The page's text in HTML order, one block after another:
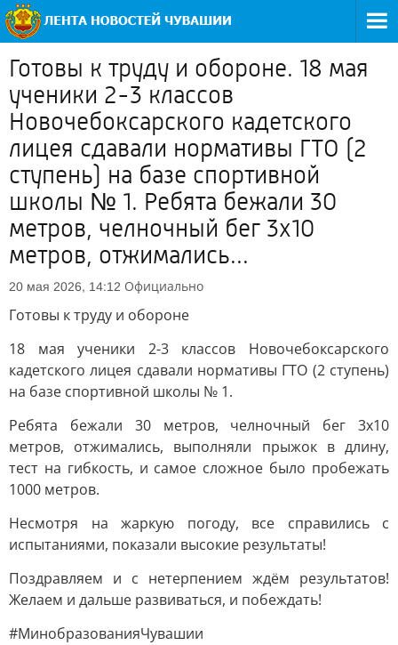
Готовы к труду и обороне. 18 мая
ученики 2-3 классов
Новочебоксарского кадетского
лицея сдавали нормативы ГТО (2
ступень) на базе спортивной
школы № 1. Ребята бежали 30
метров, челночный бег 3х10
метров, отжимались...
20 мая 2026, 14:12 Официально
Готовы к труду и обороне
18 мая ученики 2-3 классов Новочебоксарского
кадетского лицея сдавали нормативы ГТО (2 ступень)
на базе спортивной школы № 1.
Ребята бежали 30 метров, челночный бег 3х10
метров, отжимались, выполняли прыжок в длину,
тест на гибкость, и самое сложное было пробежать
1000 метров.
Несмотря на жаркую погоду, все справились с
испытаниями, показали высокие результаты!
Поздравляем и с нетерпением ждём результатов!
Желаем и дальше развиваться, и побеждать!
#МинобразованияЧувашии